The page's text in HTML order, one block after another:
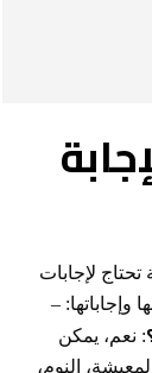
تحتاج لإجابات
وإجاباتها: –
: نعم، يمكن
النوم،